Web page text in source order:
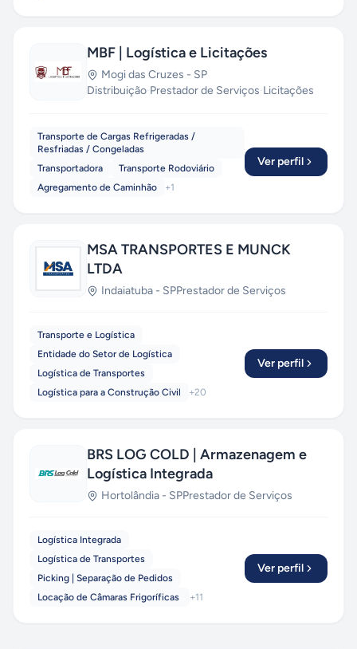
MBF | Logística e Licitações
Mogi das Cruzes - SP
Distribuição·Prestador de Serviços·Licitações
Transporte de Cargas Refrigeradas /
Resfriadas / Congeladas
Transportadora
Transporte Rodoviário
Agregamento de Caminhão
+1
Ver perfil
MSA TRANSPORTES E MUNCK
LTDA
Indaiatuba - SPPrestador de Serviços
Transporte e Logística
Entidade do Setor de Logística
Logística de Transportes
Logística para a Construção Civil
+20
Ver perfil
BRS LOG COLD | Armazenagem e
Logística Integrada
Hortolândia - SPPrestador de Serviços
Logística Integrada
Logística de Transportes
Picking | Separação de Pedidos
Locação de Câmaras Frigoríficas
+11
Ver perfil